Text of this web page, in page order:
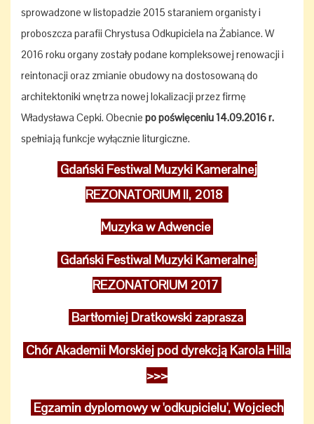
sprowadzone w listopadzie 2015 staraniem organisty i
proboszcza parafii Chrystusa Odkupiciela na Żabiance. W
2016 roku organy zostały podane kompleksowej renowacji i
reintonacji oraz zmianie obudowy na dostosowaną do
architektoniki wnętrza nowej lokalizacji przez firmę
Władysława Cepki. Obecnie po poświęceniu 14.09.2016 r.
spełniają funkcje wyłącznie liturgiczne.
Gdański Festiwal Muzyki Kameralnej
REZONATORIUM II, 2018
Muzyka w Adwencie
Gdański Festiwal Muzyki Kameralnej
REZONATORIUM 2017
Bartłomiej Dratkowski zaprasza
Chór Akademii Morskiej pod dyrekcją Karola Hilla
>>>
Egzamin dyplomowy w 'odkupicielu', Wojciech